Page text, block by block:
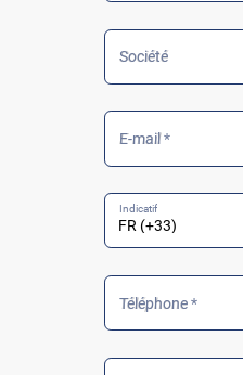
Société
E-mail *
Téléphone *